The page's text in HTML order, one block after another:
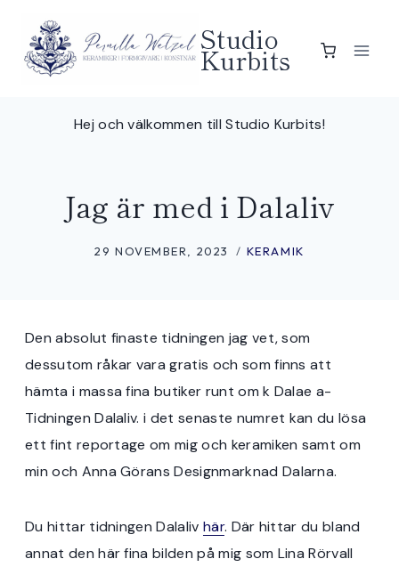
content
Studio
Kurbits
Hej och välkommen till Studio Kurbits!
Jag är med i Dalaliv
29 NOVEMBER, 2023 KERAMIK
Den absolut finaste tidningen jag vet, som
dessutom råkar vara gratis och som finns att
hämta i massa fina butiker runt om k Dalae a-
Tidningen Dalaliv. i det senaste numret kan du lösa
ett fint reportage om mig och keramiken samt om
min och Anna Görans Designmarknad Dalarna.
Du hittar tidningen Dalaliv här. Där hittar du bland
annat den här fina bilden på mig som Lina Rörvall